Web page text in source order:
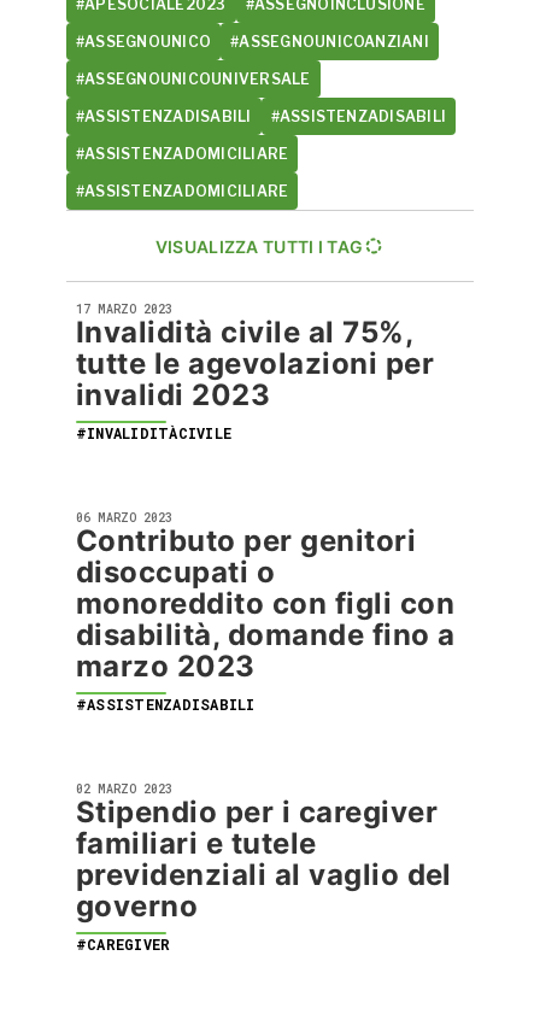
#APESOCIALE2023 #ASSEGNOINCLUSIONE
#ASSEGNOUNICO #ASSEGNOUNICOANZIANI
#ASSEGNOUNICOUNIVERSALE
#ASSISTENZADISABILI #ASSISTENZADISABILI
#ASSISTENZADOMICILIARE
#ASSISTENZADOMICILIARE
VISUALIZZA TUTTI I TAG
17 MARZO 2023
Invalidità civile al 75%,
tutte le agevolazioni per
invalidi 2023
#INVALIDITÀCIVILE
06 MARZO 2023
Contributo per genitori
disoccupati o
monoreddito con figli con
disabilità, domande fino a
marzo 2023
#ASSISTENZADISABILI
02 MARZO 2023
Stipendio per i caregiver
familiari e tutele
previdenziali al vaglio del
governo
#CAREGIVER